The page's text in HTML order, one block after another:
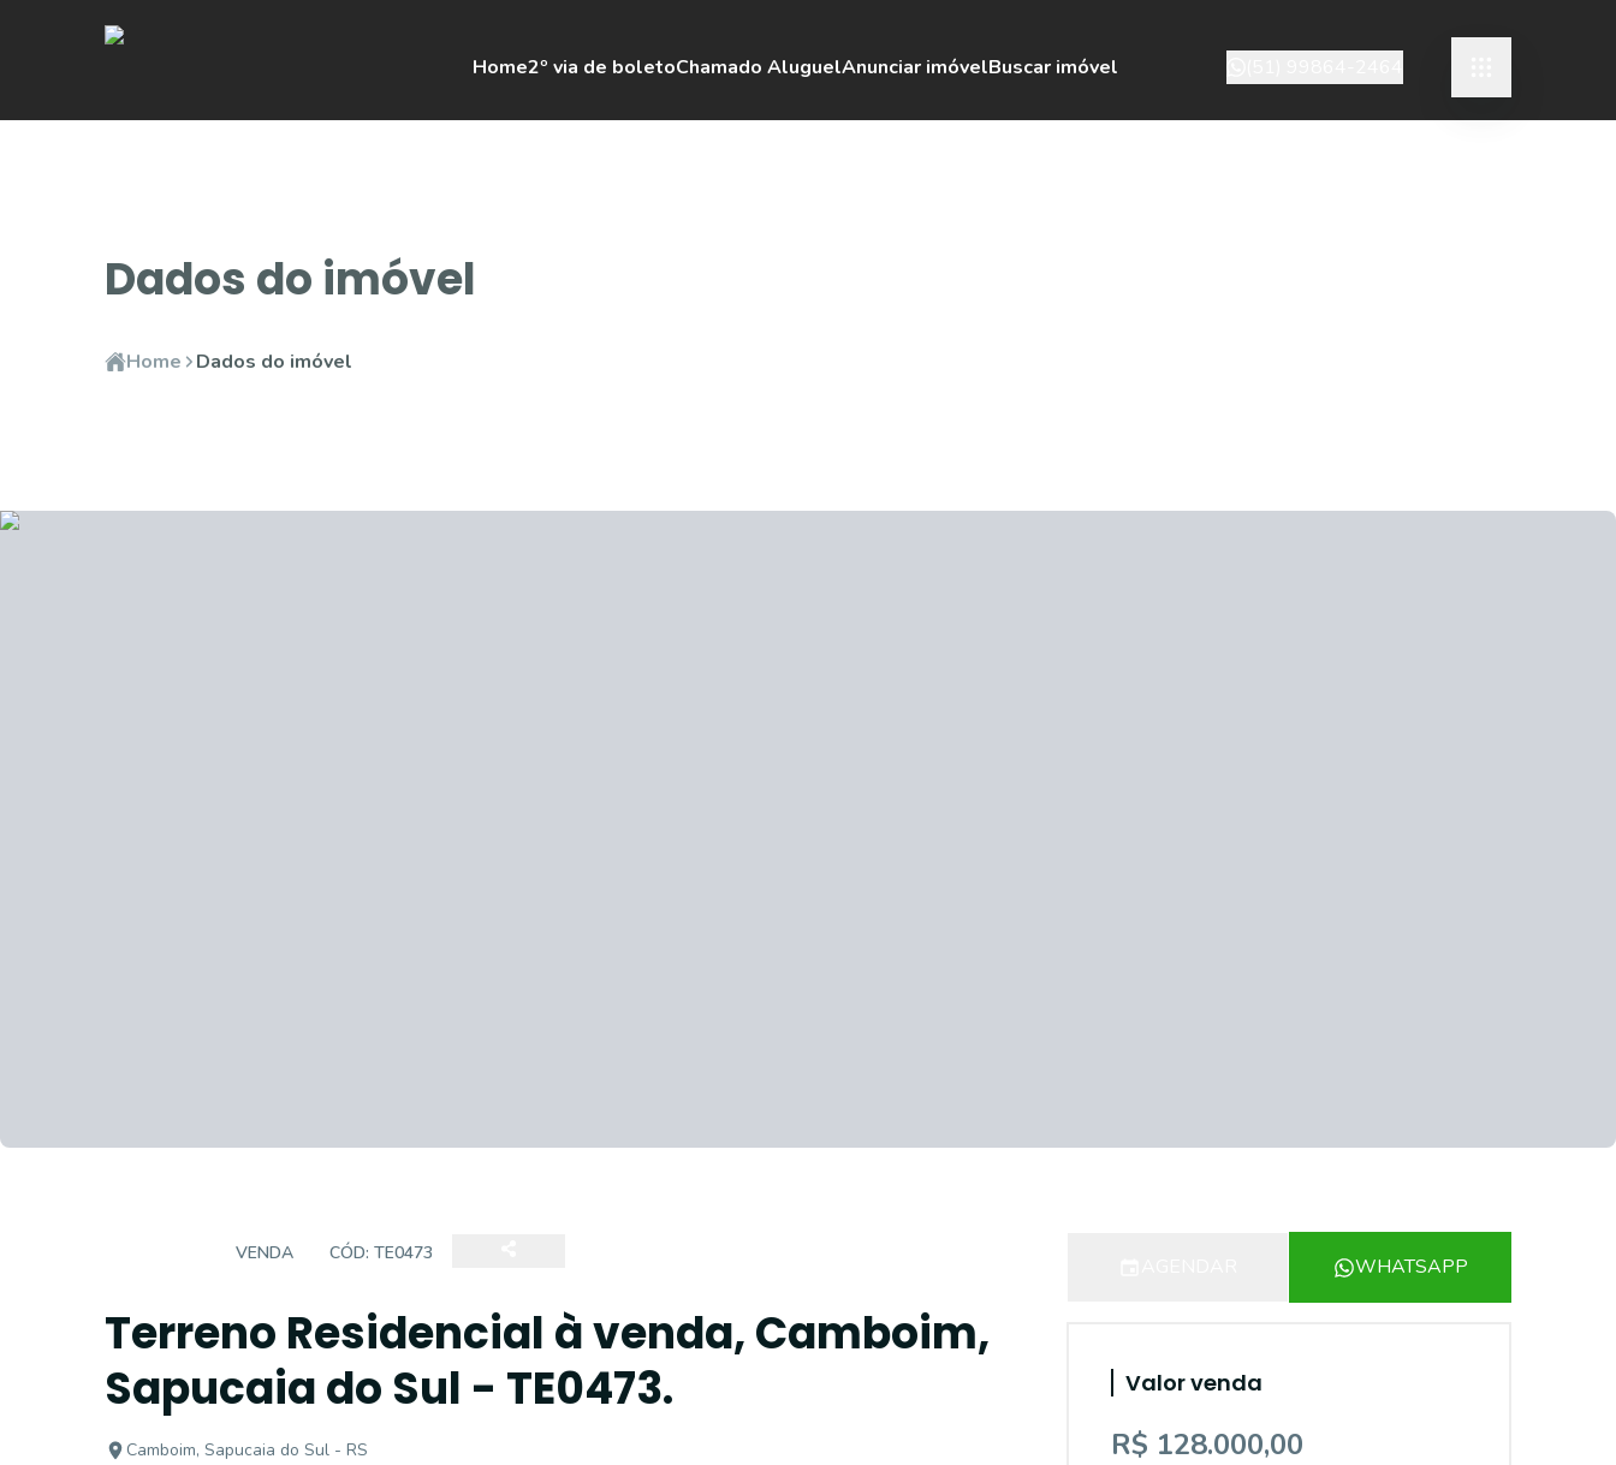
Home2º via de boletoChamado AluguelAnunciar imóvelBuscar imóvel
Dados do imóvel
Home Dados do imóvel
VENDA CÓD: TE0473
Terreno Residencial à venda, Camboim,
Sapucaia do Sul - TE0473.
Camboim, Sapucaia do Sul - RS
WHATSAPP
Valor venda
R$ 128.000,00